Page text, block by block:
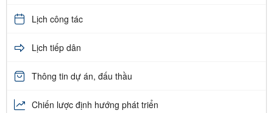
Lịch công tác
Lịch tiếp dân
Thông tin dự án, đấu thầu
Chiến lược định hướng phát triển